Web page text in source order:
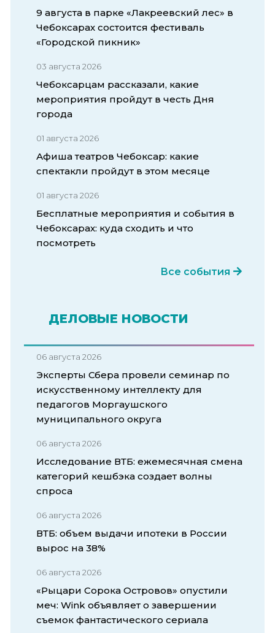
9 августа в парке «Лакреевский лес» в
Чебоксарах состоится фестиваль
«Городской пикник»
03 августа 2026
Чебоксарцам рассказали, какие
мероприятия пройдут в честь Дня
города
01 августа 2026
Афиша театров Чебоксар: какие
спектакли пройдут в этом месяце
01 августа 2026
Бесплатные мероприятия и события в
Чебоксарах: куда сходить и что
посмотреть
Все события
ДЕЛОВЫЕ НОВОСТИ
06 августа 2026
Эксперты Сбера провели семинар по
искусственному интеллекту для
педагогов Моргаушского
муниципального округа
06 августа 2026
Исследование ВТБ: ежемесячная смена
категорий кешбэка создает волны
спроса
06 августа 2026
ВТБ: объем выдачи ипотеки в России
вырос на 38%
06 августа 2026
«Рыцари Сорока Островов» опустили
меч: Wink объявляет о завершении
съемок фантастического сериала